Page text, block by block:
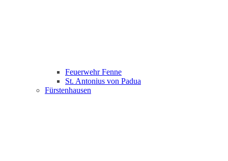
Feuerwehr Fenne
St. Antonius von Padua
Fürstenhausen